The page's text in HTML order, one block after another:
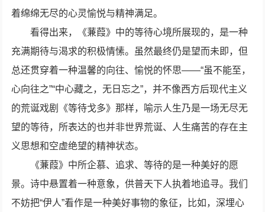
着绵绵无尽的心灵愉悦与精神满足。
看得出来，《蒹葭》中的等待心境所展现的，是一种
充满期待与渴求的积极情愫。虽然最终仍是望而未即，但
总还贯穿着一种温馨的向往、愉悦的怀思——“虽不能至，
心向往之”“中心藏之，无日忘之”，并不像西方后现代主义
的荒诞戏剧《等待戈多》那样，喻示人生乃是一场无尽无
望的等待，所表达的也并非世界荒诞、人生痛苦的存在主
义思想和空虚绝望的精神状态。
《蒹葭》中所企慕、追求、等待的是一种美好的愿
景。诗中悬置着一种意象，供普天下人执着地追寻。我们
不妨把“伊人”看作是一种美好事物的象征，比如，深埋心